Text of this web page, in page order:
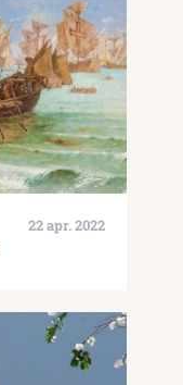
22 apr. 2022